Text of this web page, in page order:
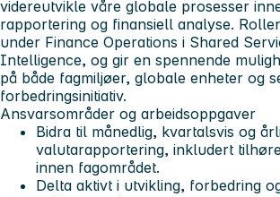
videreutvikle våre globale prosesser
rapportering og finansiell analyse.
under Finance Operations i Shared
Intelligence, og gir en spennende
på både fagmiljøer, globale enheter og
forbedringsinitiativ.
Ansvarsområder og arbeidsoppgaver
Bidra til månedlig, kvartalsvis og
valutarapportering, inkludert
innen fagområdet.
Delta aktivt i utvikling, forbedring